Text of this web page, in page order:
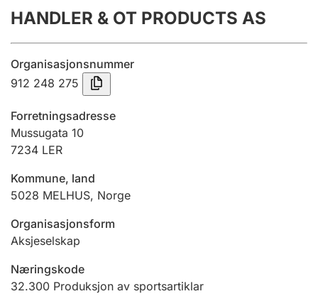
Årsrekneskap
Innsending og forseinkingsgebyr
Tinglysing
Jeger
Ektepaktrettleiaren
Andre tema
HANDLER & OT PRODUCTS AS
Organisasjonsnummer
912 248 275
Forretningsadresse
Mussugata 10
7234 LER
Kommune, land
5028 MELHUS, Norge
Organisasjonsform
Aksjeselskap
Næringskode
32.300 Produksjon av sportsartiklar